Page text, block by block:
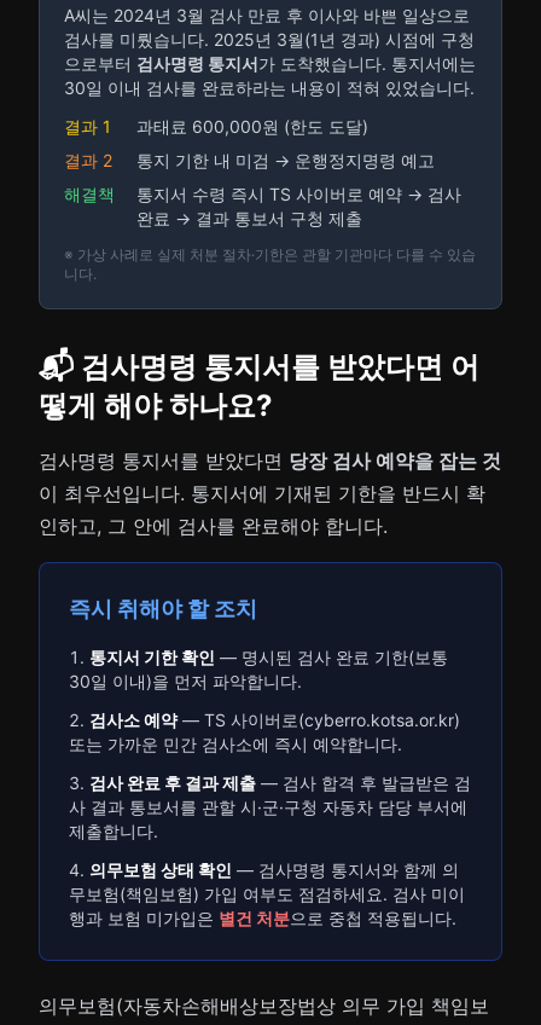
A씨는 2024년 3월 검사 만료 후 이사와 바쁜 일상으로
검사를 미뤘습니다. 2025년 3월(1년 경과) 시점에 구청
으로부터 검사명령 통지서가 도착했습니다. 통지서에는
30일 이내 검사를 완료하라는 내용이 적혀 있었습니다.
결과 1
과태료 600,000원 (한도 도달)
결과 2
통지 기한 내 미검 → 운행정지명령 예고
해결책
통지서 수령 즉시 TS 사이버로 예약 → 검사
완료 → 결과 통보서 구청 제출
※ 가상 사례로 실제 처분 절차·기한은 관할 기관마다 다를 수 있습
니다.
📬 검사명령 통지서를 받았다면 어
떻게 해야 하나요?
검사명령 통지서를 받았다면 당장 검사 예약을 잡는 것
이 최우선입니다. 통지서에 기재된 기한을 반드시 확
인하고, 그 안에 검사를 완료해야 합니다.
즉시 취해야 할 조치
통지서 기한 확인 — 명시된 검사 완료 기한(보통
30일 이내)을 먼저 파악합니다.
검사소 예약— TS 사이버로(cyberro.kotsa.or.kr)
또는 가까운 민간 검사소에 즉시 예약합니다.
검사 완료 후 결과 제출 — 검사 합격 후 발급받은 검
사 결과 통보서를 관할 시·군·구청 자동차 담당 부서에
제출합니다.
의무보험 상태 확인 — 검사명령 통지서와 함께 의
무보험(책임보험) 가입 여부도 점검하세요. 검사 미이
행과 보험 미가입은 별건 처분으로 중첩 적용됩니다.
의무보험(자동차손해배상보장법상 의무 가입 책임보